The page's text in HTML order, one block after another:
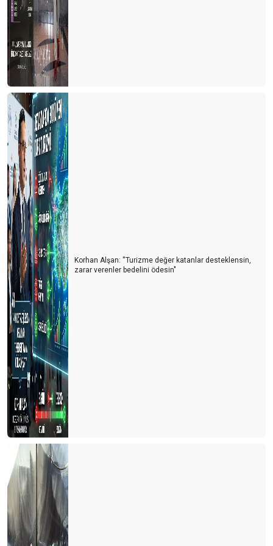
İklim Direnci Vergisi’ ile turizmden kapatmaya çalışıyor
GÜVEN FİYATTAN ÖNEMLİ, SAVAŞLAR SEZONU BELİRLEYECEK
TATİL 2024’ TE DAHA UCUZ OLMAYACAK
ANTALYA’DA YILIN SÜRPRİZİ POLONYA, KAZANANI SİDE ,
GÖZDESİ GURBETÇİLER OLDU
AVRUPA PAZARI UMUTLU, BDT TEPKİLİ, ARAP PAZARI
TEMKİNLİ…
RUSLAR BU YIL NEREYE GİTTİLER?
DÜNYANIN EN PAHALI TURİZM ÜLKESİ
SEZONU BÖYLE UZATIYORUZ
TEŞEKKÜRLER
UÇAKLAR DOLU , OTELLER BOŞ MU?
HAVLU SAVAŞLARINDAN HAVLU HAREKETİNE
LİKYA YOLU ‘SOS’ VERİYOR
TURİZM DOĞAYA MUHTAÇ
BİR ZAMANLAR ‘PAS’ VARDI
RUS TURİST RUBLE’NİN ALTINDA KALDI
GÜNLÜK TURİST GELİŞİ 100 BİNE DAYANDI
KARPUZ
Bayramda Antalya’ya gelecek olanlara çağrım: Müze kartınızla
gelin
TURİZMİ ‘Z’ KUŞAĞINA DEVRETMELİYİZ
5 ay sonra 2019 yılı seviyesindeyiz
SUÇ KİMİN?
TÜRKİYE RESMİ OLARAK DÜNYA 4. CÜSÜ
Korhan Alşan: ''Turizme değer katanlar desteklensin,
zarar verenler bedelini ödesin"